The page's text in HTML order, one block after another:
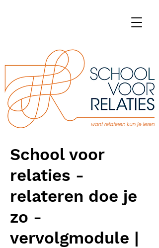
School voor
relaties -
relateren doe je
zo -
vervolgmodule |